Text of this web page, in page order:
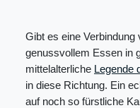
Gibt es eine
genussvollem Essen in
mittelalterliche Legende
in diese Richtung. Ein
auf noch so fürstliche